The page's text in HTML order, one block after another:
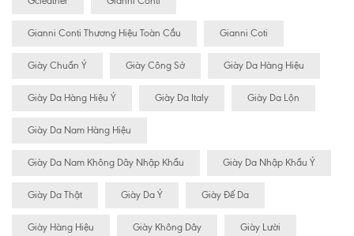
Gianni Conti Thương Hiệu Toàn Cầu Gianni Coti
Giày Chuẩn Ý Giày Công Sở Giày Da Hàng Hiệu
Giày Da Hàng Hiệu Ý Giày Da Italy Giày Da Lộn
Giày Da Nam Hàng Hiệu
Giày Da Nam Không Dây Nhập Khẩu Giày Da Nhập Khẩu Ý
Giày Da Thật Giày Da Ý Giày Đế Da
Giày Hàng Hiệu Giày Không Dây Giày Lười